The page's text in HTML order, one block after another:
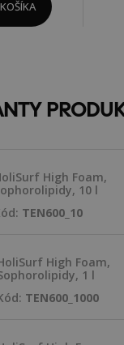
High Foam,
10 l
TEN600_10
High Foam,
1 l
TEN600_1000